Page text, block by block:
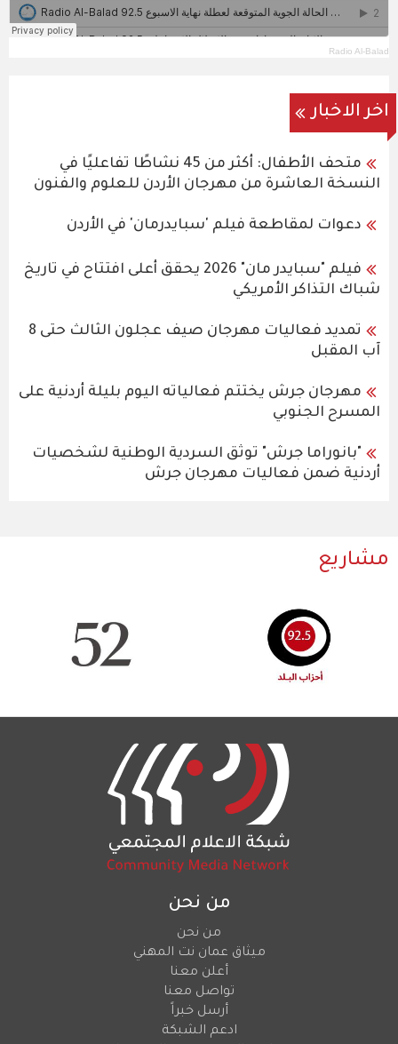
Radio Al-Balad
اخر الاخبار
متحف الأطفال: أكثر من 45 نشاطًا تفاعليًا في
النسخة العاشرة من مهرجان الأردن للعلوم والفنون
دعوات لمقاطعة فيلم 'سبايدرمان' في الأردن
فيلم "سبايدر مان" 2026 يحقق أعلى افتتاح في تاريخ
شباك التذاكر الأمريكي
تمديد فعاليات مهرجان صيف عجلون الثالث حتى 8
آب المقبل
مهرجان جرش يختتم فعالياته اليوم بليلة أردنية على
المسرح الجنوبي
"بانوراما جرش" توثق السردية الوطنية لشخصيات
أردنية ضمن فعاليات مهرجان جرش
مشاريع
من نحن
من نحن
ميثاق عمان نت المهني
أعلن معنا
تواصل معنا
أرسل خبراً
ادعم الشبكة